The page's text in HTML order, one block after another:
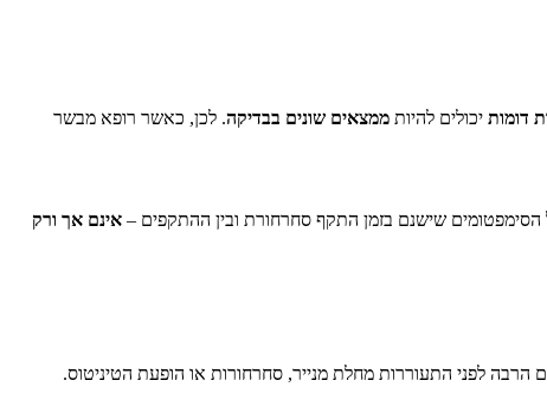
דומות יכולים להיות ממצאים שונים בבדיקה. לכן, כאשר רופא מבשר
שישנם בזמן התקף סחרחורת ובין ההתקפים – אינם אך ורק
לפני התעוררות מחלת מנייר, סחרחורות או הופעת הטיניטוס.